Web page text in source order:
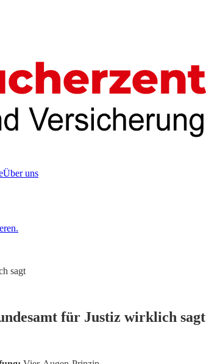
Über uns
sagt
für Justiz wirklich sagt